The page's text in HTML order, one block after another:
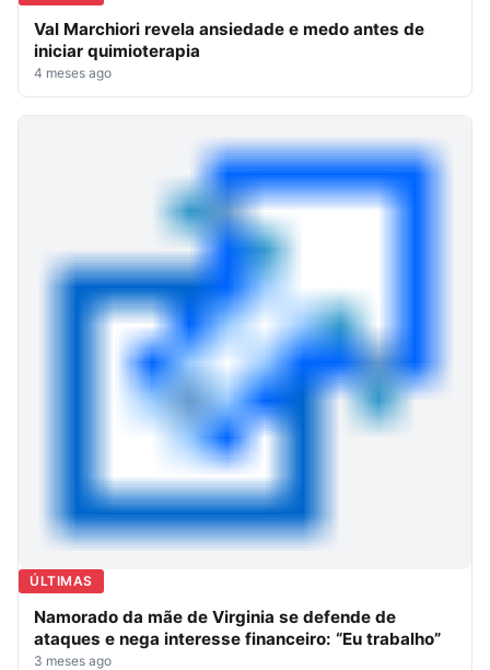
Val Marchiori revela ansiedade e medo antes de
iniciar quimioterapia
4 meses ago
ÚLTIMAS
Namorado da mãe de Virginia se defende de
ataques e nega interesse financeiro: “Eu trabalho”
3 meses ago